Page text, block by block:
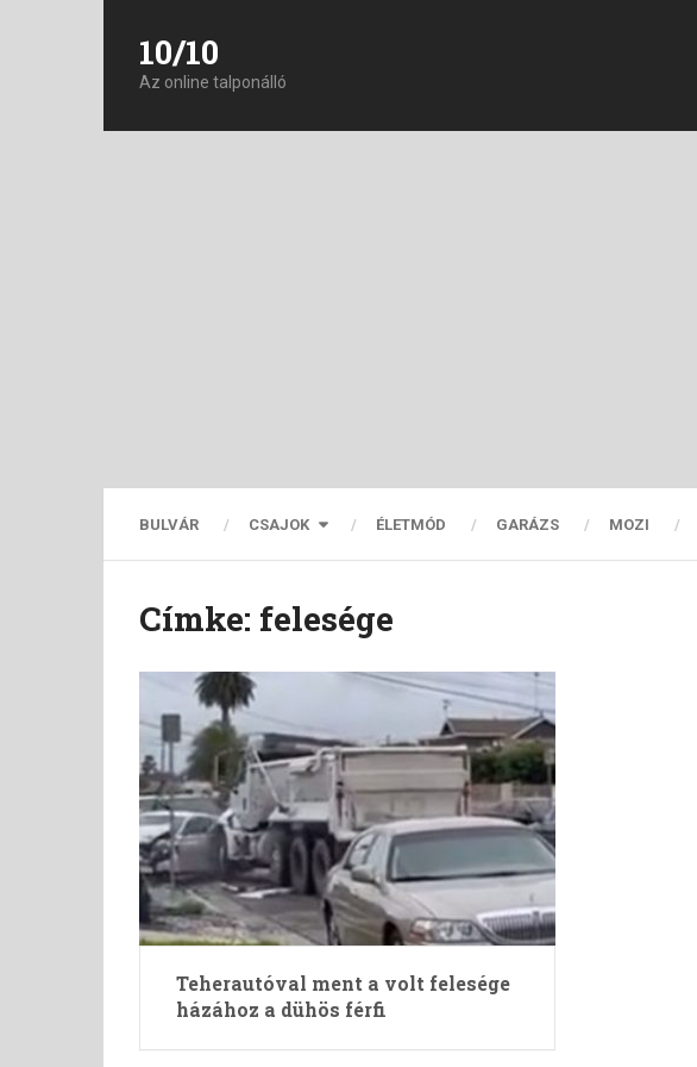
10/10
Az online talponálló
BULVÁR CSAJOK ÉLETMÓD GARÁZS MOZI
Címke: felesége
Teherautóval ment a volt felesége
házához a dühös férfi